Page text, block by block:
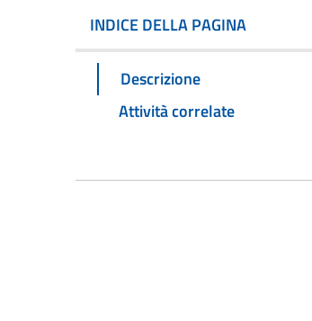
INDICE DELLA PAGINA
Descrizione
Attività correlate